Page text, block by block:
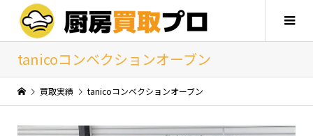
tanicoコンベクションオーブン
買取実績 tanicoコンベクションオーブン